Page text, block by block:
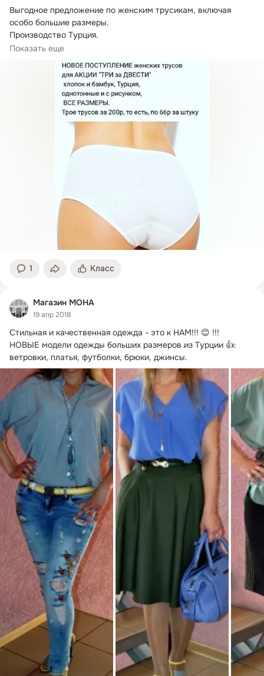
Выгодное предложение по женским трусикам, включая
особо большие размеры.
Производство Турция.
А также большой выбор хб стрингов по 50р НИЖНЕЕ БЕЛЬЁ
Показать еще
1 Класс
Магазин МОНА
19 апр 2018
Стильная и качественная одежда - это к НАМ!!! 😊 !!!
НОВЫЕ модели одежды больших размеров из Турции 👍:
ветровки, платья, футболки, брюки, джинсы.